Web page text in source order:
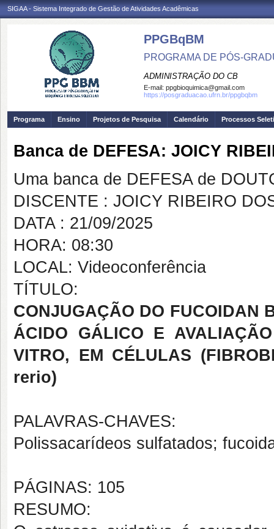
SIGAA - Sistema Integrado de Gestão de Atividades Acadêmicas
PPGBqBM
PROGRAMA DE PÓS-
ADMINISTRAÇÃO DO CB
E-mail: ppgbioquimica@gmail.com
https://posgraduacao.ufrn.br/ppgbqbm
Programa Ensino Projetos de Pesquisa Calendário Processos
Banca de DEFESA: JOICY
Uma banca de DEFESA de
DISCENTE : JOICY RIBEIRO
DATA : 21/09/2025
HORA: 08:30
LOCAL: Videoconferência
TÍTULO:
CONJUGAÇÃO DO
ÁCIDO GÁLICO E
VITRO, EM CÉLULAS
rerio)
PALAVRAS-CHAVES:
Polissacarídeos sulfatados;
PÁGINAS: 105
RESUMO: